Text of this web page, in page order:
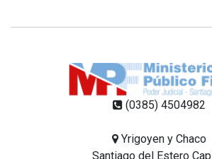
(0385) 4504982
Yrigoyen y Chaco
Santiago del Estero